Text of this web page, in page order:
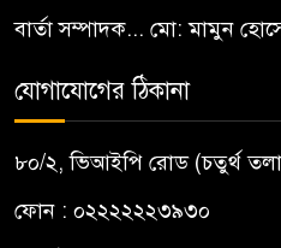
বার্তা সম্পাদক... মো: মামুন
যোগাযোগের ঠিকানা
৮০/২, ভিআইপি রোড (চতুর্থ
ফোন : ০২২২২২২৩৯৩০